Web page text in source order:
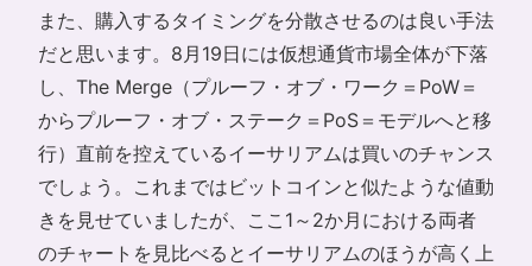
また、購入するタイミングを分散させるのは良い手法
だと思います。8月19日には仮想通貨市場全体が下落
し、The Merge（プルーフ・オブ・ワーク＝PoW＝
からプルーフ・オブ・ステーク＝PoS＝モデルへと移
行）直前を控えているイーサリアムは買いのチャンス
でしょう。これまではビットコインと似たような値動
きを見せていましたが、ここ1～2か月における両者
のチャートを見比べるとイーサリアムのほうが高く上